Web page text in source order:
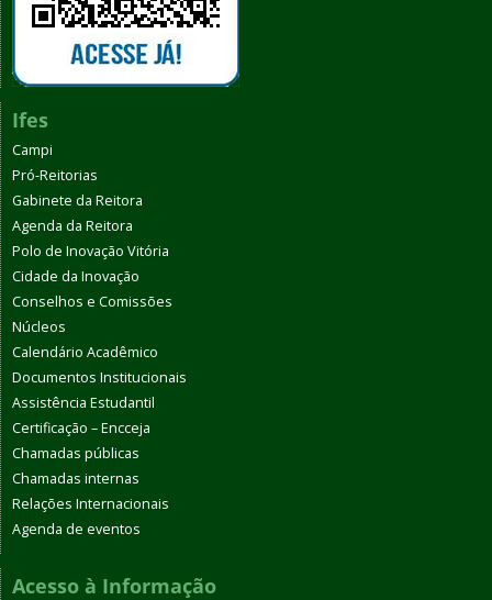
Ifes
Campi
Pró-Reitorias
Gabinete da Reitora
Agenda da Reitora
Polo de Inovação Vitória
Cidade da Inovação
Conselhos e Comissões
Núcleos
Calendário Acadêmico
Documentos Institucionais
Assistência Estudantil
Certificação – Encceja
Chamadas públicas
Chamadas internas
Relações Internacionais
Agenda de eventos
Acesso à Informação